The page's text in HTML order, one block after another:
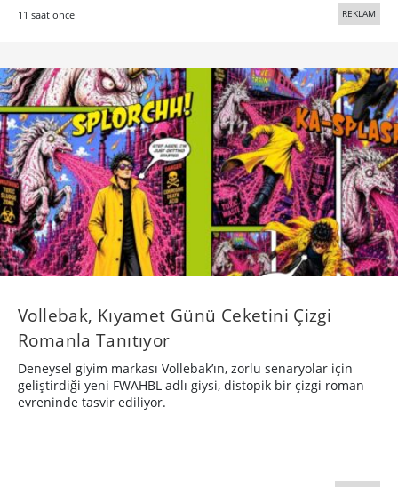
11 saat önce REKLAM
Vollebak, Kıyamet Günü Ceketini Çizgi
Romanla Tanıtıyor
Deneysel giyim markası Vollebak’ın, zorlu senaryolar için
geliştirdiği yeni FWAHBL adlı giysi, distopik bir çizgi roman
evreninde tasvir ediliyor.